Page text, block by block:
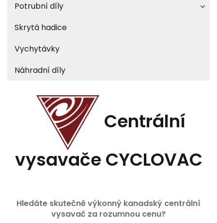
Potrubní díly
Skrytá hadice
Vychytávky
Náhradní díly
Centrální
vysavače CYCLOVAC
Hledáte skutečně výkonný kanadský centrální
vysavač za rozumnou cenu?